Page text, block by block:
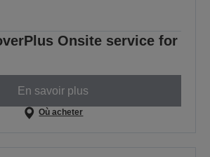
Onsite service for
En savoir plus
Où acheter